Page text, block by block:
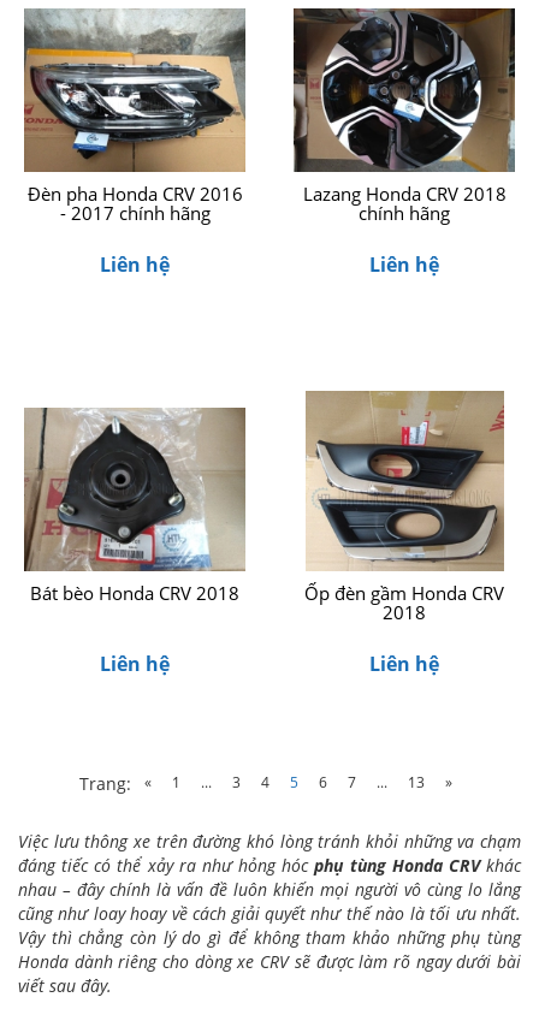
Đèn pha Honda CRV 2016
- 2017 chính hãng
Liên hệ
Lazang Honda CRV 2018
chính hãng
Liên hệ
Bát bèo Honda CRV 2018
Liên hệ
Ốp đèn gầm Honda CRV
2018
Liên hệ
Trang: « 1 ... 3 4 5 6 7 ... 13 »
Việc lưu thông xe trên đường khó lòng tránh khỏi những va chạm
đáng tiếc có thể xảy ra như hỏng hócphụ tùng Honda CRVkhác
nhau – đây chính là vấn đề luôn khiến mọi người vô cùng lo lắng
cũng như loay hoay về cách giải quyết như thế nào là tối ưu nhất.
Vậy thì chẳng còn lý do gì để không tham khảo những phụ tùng
Honda dành riêng cho dòng xe CRV sẽ được làm rõ ngay dưới bài
viết sau đây.